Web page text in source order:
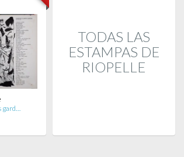
gard…
TODAS LAS
ESTAMPAS DE
RIOPELLE